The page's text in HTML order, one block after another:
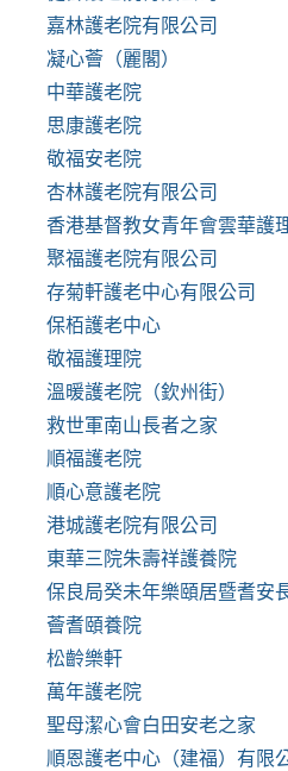
嘉林護老院有限公司
凝心薈（麗閣）
中華護老院
思康護老院
敬福安老院
杏林護老院有限公司
香港基督教女青年會雲華護
聚福護老院有限公司
存菊軒護老中心有限公司
保栢護老中心
敬福護理院
溫暖護老院（欽州街）
救世軍南山長者之家
順福護老院
順心意護老院
港城護老院有限公司
東華三院朱壽祥護養院
保良局癸未年樂頤居暨耆安
薈耆頤養院
松齡樂軒
萬年護老院
聖母潔心會白田安老之家
順恩護老中心（建福）有限